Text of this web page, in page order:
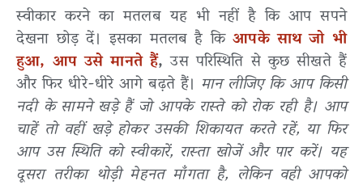
स्वीकार करने का मतलब यह भी नहीं है कि आप सपने
देखना छोड़ दें। इसका मतलब है किआपके साथ जो भी
हुआ, आप उसे मानते हैं,उस परिस्थिति से कुछ सीखते हैं
और फिर धीरे-धीरे आगे बढ़ते हैं। मान लीजिए कि आप किसी
नदी के सामने खड़े हैं जो आपके रास्ते को रोक रही है। आप
चाहें तो वहीं खड़े होकर उसकी शिकायत करते रहें, या फिर
आप उस स्थिति को स्वीकारें, रास्ता खोजें और पार करें। यह
दूसरा तरीका थोड़ी मेहनत माँगता है, लेकिन वही आपको